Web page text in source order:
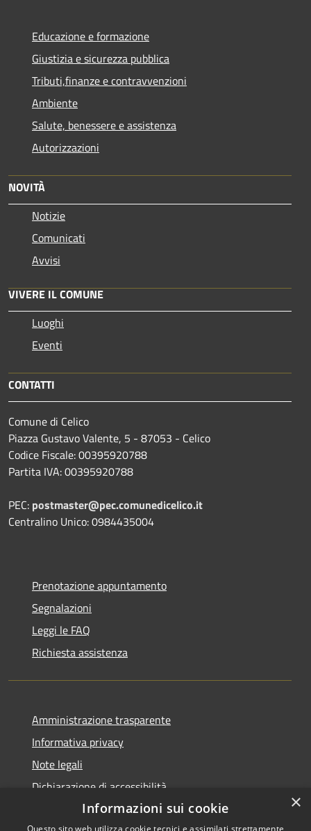
Educazione e formazione
Giustizia e sicurezza pubblica
Tributi,finanze e contravvenzioni
Ambiente
Salute, benessere e assistenza
Autorizzazioni
NOVITÀ
Notizie
Comunicati
Avvisi
VIVERE IL COMUNE
Luoghi
Eventi
CONTATTI
Comune di Celico
Piazza Gustavo Valente, 5 - 87053 - Celico
Codice Fiscale: 00395920788
Partita IVA: 00395920788
PEC: postmaster@pec.comunedicelico.it
Centralino Unico: 0984435004
Prenotazione appuntamento
Segnalazioni
Leggi le FAQ
Richiesta assistenza
Amministrazione trasparente
Informativa privacy
Note legali
Dichiarazione di accessibilità
×
Informazioni sui cookie
Questo sito web utilizza cookie tecnici e assimilati strettamente